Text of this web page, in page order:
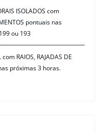
ISOLADOS com
pontuais nas
ou 193
RAIOS, RAJADAS DE
próximas 3 horas.